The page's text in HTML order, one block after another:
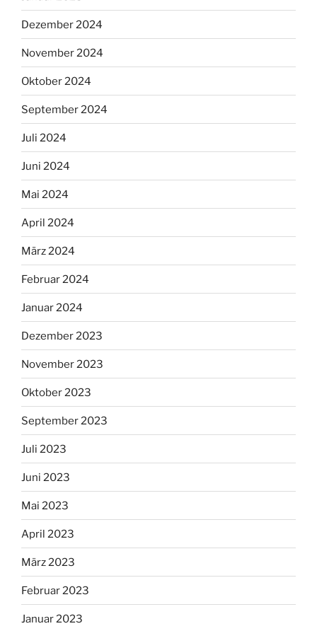
Dezember 2024
November 2024
Oktober 2024
September 2024
Juli 2024
Juni 2024
Mai 2024
April 2024
März 2024
Februar 2024
Januar 2024
Dezember 2023
November 2023
Oktober 2023
September 2023
Juli 2023
Juni 2023
Mai 2023
April 2023
März 2023
Februar 2023
Januar 2023